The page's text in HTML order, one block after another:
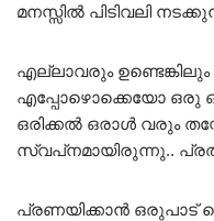
മനസ്സിൽ പിടിവലി
എല്ലാവരും
എപ്പോഴൊക്കെയോ ഒരു
ഒരിക്കൽ ഒരാൾ വരും
സ്വപ്‌നമായിരുന്നു..
പ്രണയിക്കാൻ ഒരുപാട്